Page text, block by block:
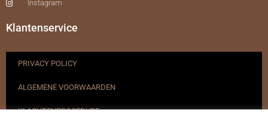
Instagram
Klantenservice
PRIVACY POLICY
ALGEMENE VOORWAARDEN
KLACHTENPROCEDURE